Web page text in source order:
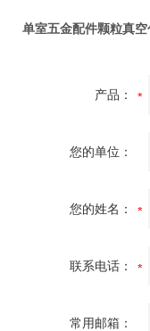
单室五金配件颗粒真
产品：
您的单位：
您的姓名：
联系电话：
常用邮箱：